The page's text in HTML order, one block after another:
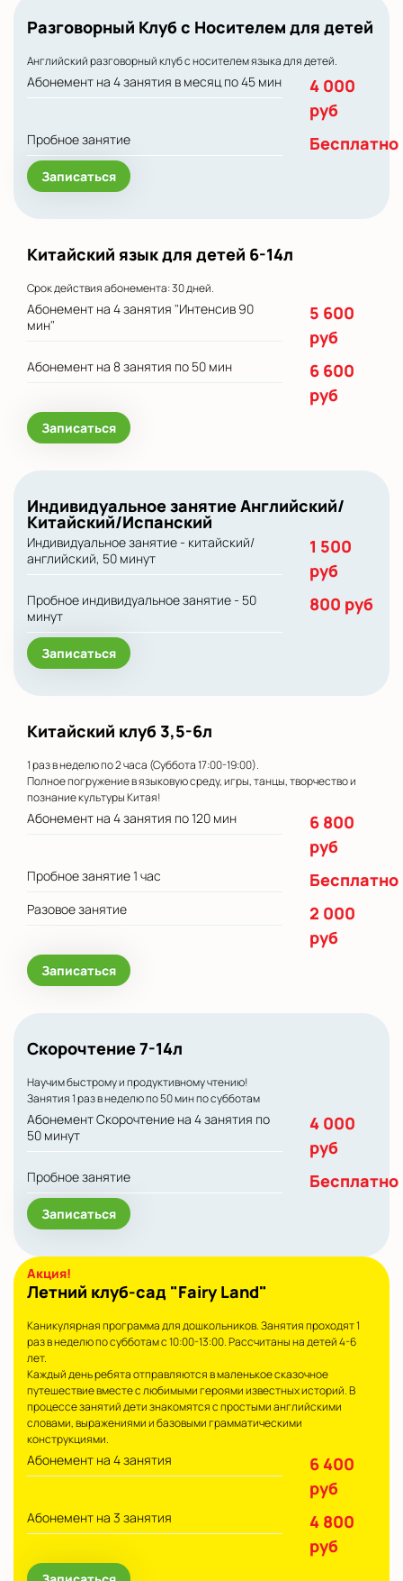
Разговорный Клуб с Носителем для детей
Английский разговорный клуб с носителем языка для детей.
Абонемент на 4 занятия в месяц по 45 мин
4 000
руб
Пробное занятие Бесплатно
Записаться
Китайский язык для детей 6-14л
Срок действия абонемента: 30 дней.
Абонемент на 4 занятия "Интенсив 90
мин"
5 600
руб
Абонемент на 8 занятия по 50 мин
6 600
руб
Записаться
Индивидуальное занятие Английский/
Китайский/Испанский
Индивидуальное занятие - китайский/
английский, 50 минут
1 500
руб
Пробное индивидуальное занятие - 50
минут
800 руб
Записаться
Китайский клуб 3,5-6л
1 раз в неделю по 2 часа (Суббота 17:00-19:00).
Полное погружение в языковую среду, игры, танцы, творчество и
познание культуры Китая!
Абонемент на 4 занятия по 120 мин
6 800
руб
Пробное занятие 1 час Бесплатно
Разовое занятие
2 000
руб
Записаться
Скорочтение 7-14л
Научим быстрому и продуктивному чтению!
Занятия 1 раз в неделю по 50 мин по субботам
Абонемент Скорочтение на 4 занятия по
50 минут
4 000
руб
Пробное занятие Бесплатно
Записаться
Летний клуб-сад "Fairy Land"
Каникулярная программа для дошкольников. Занятия проходят 1
раз в неделю по субботам с 10:00-13:00. Рассчитаны на детей 4-6
лет.
Каждый день ребята отправляются в маленькое сказочное
путешествие вместе с любимыми героями известных историй. В
процессе занятий дети знакомятся с простыми английскими
словами, выражениями и базовыми грамматическими
конструкциями.
Абонемент на 4 занятия
6 400
руб
Абонемент на 3 занятия
4 800
руб